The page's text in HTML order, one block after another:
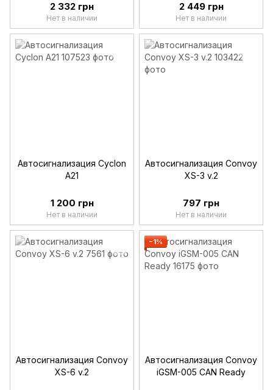
2 332 грн
Нет в наличии
2 449 грн
Нет в наличии
Автосигнализация Cyclon
A21
1 200 грн
Нет в наличии
Автосигнализация Convoy
XS-3 v.2
797 грн
Нет в наличии
Автосигнализация Convoy
XS-6 v.2
−1%
Автосигнализация Convoy
iGSM-005 CAN Ready